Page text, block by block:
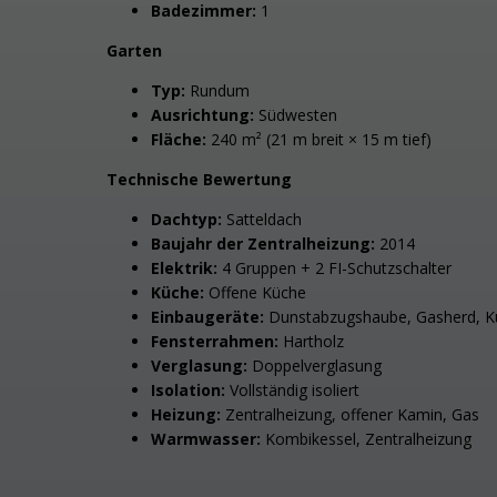
Badezimmer: 1
Garten
Typ: Rundum
Ausrichtung: Südwesten
Fläche: 240 m² (21 m breit × 15 m tief)
Technische Bewertung
Dachtyp: Satteldach
Baujahr der Zentralheizung: 2014
Elektrik: 4 Gruppen + 2 FI-Schutzschalter
Küche: Offene Küche
Einbaugeräte: Dunstabzugshaube, Gasherd,
Fensterrahmen: Hartholz
Verglasung: Doppelverglasung
Isolation: Vollständig isoliert
Heizung: Zentralheizung, offener Kamin, Gas
Warmwasser: Kombikessel, Zentralheizung